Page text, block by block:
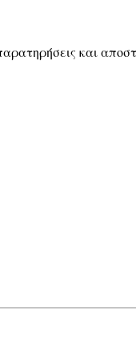
και